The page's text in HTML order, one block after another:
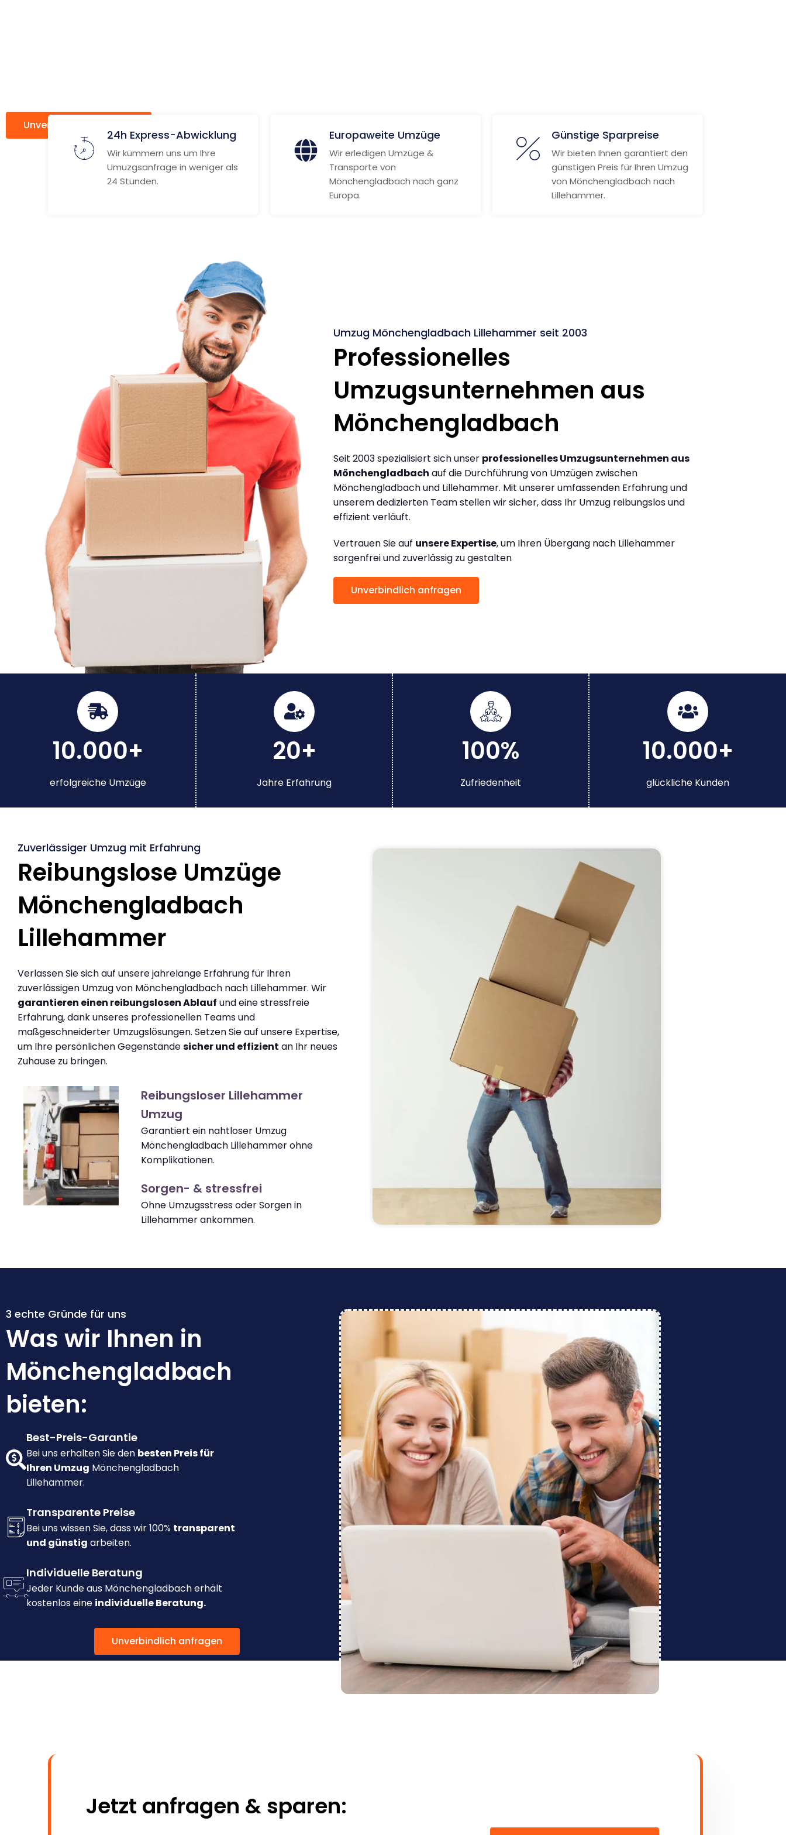
Unverbindlich anfragen
24h Express-Abwicklung
Wir kümmern uns um Ihre
Umuzgsanfrage in weniger als
24 Stunden.
Europaweite Umzüge
Wir erledigen Umzüge &
Transporte von
Mönchengladbach nach ganz
Europa.
Günstige Sparpreise
Wir bieten Ihnen garantiert den
günstigen Preis für Ihren Umzug
von Mönchengladbach nach
Lillehammer.
Umzug Mönchengladbach Lillehammer seit 2003
Professionelles
Umzugsunternehmen aus
Mönchengladbach
Seit 2003 spezialisiert sich unser professionelles Umzugsunternehmen aus
Mönchengladbach auf die Durchführung von Umzügen zwischen
Mönchengladbach und Lillehammer. Mit unserer umfassenden Erfahrung und
unserem dedizierten Team stellen wir sicher, dass Ihr Umzug reibungslos und
effizient verläuft.
Vertrauen Sie auf unsere Expertise, um Ihren Übergang nach Lillehammer
sorgenfrei und zuverlässig zu gestalten
Unverbindlich anfragen
10.000+
erfolgreiche Umzüge
20+
Jahre Erfahrung
100%
Zufriedenheit
10.000+
glückliche Kunden
Zuverlässiger Umzug mit Erfahrung
Reibungslose Umzüge
Mönchengladbach
Lillehammer
Verlassen Sie sich auf unsere jahrelange Erfahrung für Ihren
zuverlässigen Umzug von Mönchengladbach nach Lillehammer. Wir
garantieren einen reibungslosen Ablauf und eine stressfreie
Erfahrung, dank unseres professionellen Teams und
maßgeschneiderter Umzugslösungen. Setzen Sie auf unsere Expertise,
um Ihre persönlichen Gegenständesicher und effizient an Ihr neues
Zuhause zu bringen.
Reibungsloser Lillehammer
Umzug
Garantiert ein nahtloser Umzug
Mönchengladbach Lillehammer ohne
Komplikationen.
Sorgen- & stressfrei
Ohne Umzugsstress oder Sorgen in
Lillehammer ankommen.
3 echte Gründe für uns
Was wir Ihnen in
Mönchengladbach
bieten:
Best-Preis-Garantie
Bei uns erhalten Sie den besten Preis für
Ihren Umzug Mönchengladbach
Lillehammer.
Transparente Preise
Bei uns wissen Sie, dass wir 100% transparent
und günstig arbeiten.
Individuelle Beratung
Jeder Kunde aus Mönchengladbach erhält
kostenlos eine individuelle Beratung.
Unverbindlich anfragen
Jetzt anfragen & sparen: